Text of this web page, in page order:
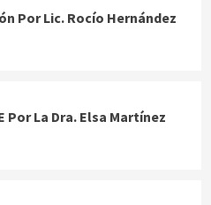
Por Lic. Rocío Hernández
Por La Dra. Elsa Martínez